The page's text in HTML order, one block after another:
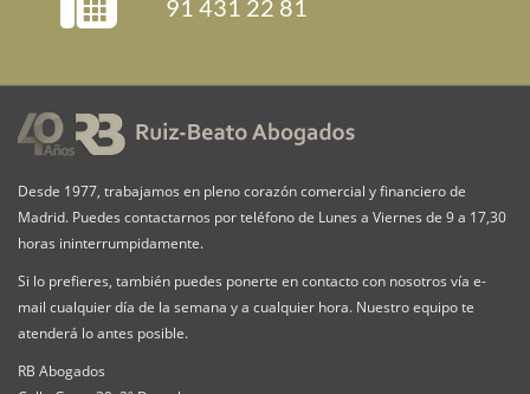
91 431 22 81
Desde 1977, trabajamos en pleno corazón comercial y financiero de
Madrid. Puedes contactarnos por teléfono de Lunes a Viernes de 9 a 17,30
horas ininterrumpidamente.
Si lo prefieres, también puedes ponerte en contacto con nosotros vía e-
mail cualquier día de la semana y a cualquier hora. Nuestro equipo te
atenderá lo antes posible.
RB Abogados